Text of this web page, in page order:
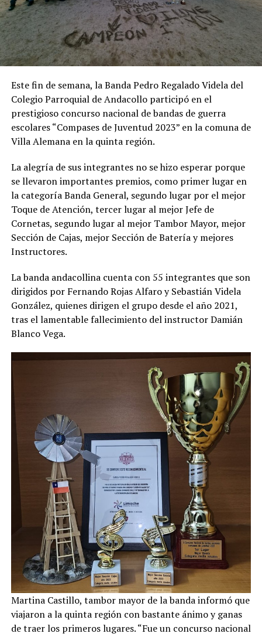
Este fin de semana, la Banda Pedro Regalado Videla del
Colegio Parroquial de Andacollo participó en el
prestigioso concurso nacional de bandas de guerra
escolares “Compases de Juventud 2023” en la comuna de
Villa Alemana en la quinta región.
La alegría de sus integrantes no se hizo esperar porque
se llevaron importantes premios, como primer lugar en
la categoría Banda General, segundo lugar por el mejor
Toque de Atención, tercer lugar al mejor Jefe de
Cornetas, segundo lugar al mejor Tambor Mayor, mejor
Sección de Cajas, mejor Sección de Batería y mejores
Instructores.
La banda andacollina cuenta con 55 integrantes que son
dirigidos por Fernando Rojas Alfaro y Sebastián Videla
González, quienes dirigen el grupo desde el año 2021,
tras el lamentable fallecimiento del instructor Damián
Blanco Vega.
Martina Castillo, tambor mayor de la banda informó que
viajaron a la quinta región con bastante ánimo y ganas
de traer los primeros lugares. “Fue un concurso nacional